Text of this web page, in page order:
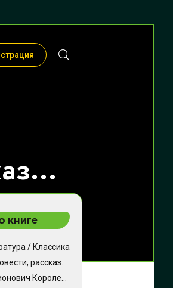
Река играет (повести, рассказы) - Владимир Галактионович Короленко
книге
/ Классика